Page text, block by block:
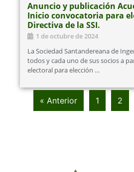
Anuncio y publicación
Inicio convocatoria para
Directiva de la SSI.
1 de octubre de 2024
La Sociedad Santandereana de
todos y cada uno de sus socios a
electoral para elección …
« Anterior 1 2